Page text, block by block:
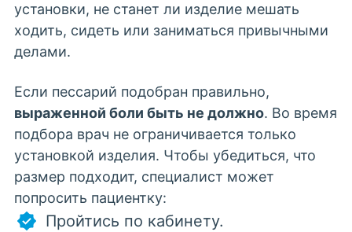
установки, не станет ли изделие мешать
ходить, сидеть или заниматься привычными
делами.
Если пессарий подобран правильно,
выраженной боли быть не должно. Во время
подбора врач не ограничивается только
установкой изделия. Чтобы убедиться, что
размер подходит, специалист может
попросить пациентку:
Пройтись по кабинету.